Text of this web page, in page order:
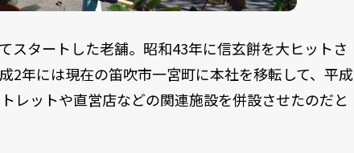
スタートした老舗。昭和43年に信玄餅を大ヒットさ
2年には現在の笛吹市一宮町に本社を移転して、平成
レットや直営店などの関連施設を併設させたのだと